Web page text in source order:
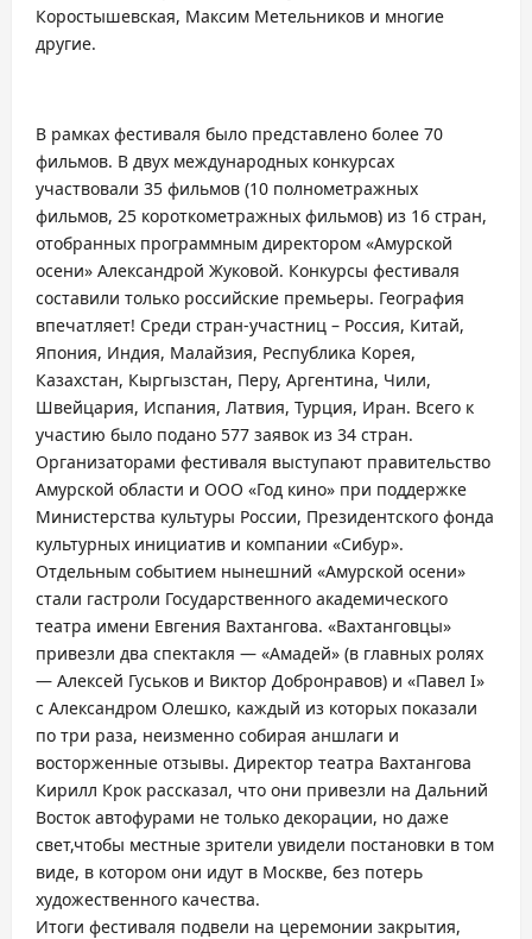
Коростышевская, Максим Метельников и многие
другие.
В рамках фестиваля было представлено более 70
фильмов. В двух международных конкурсах
участвовали 35 фильмов (10 полнометражных
фильмов, 25 короткометражных фильмов) из 16 стран,
отобранных программным директором «Амурской
осени» Александрой Жуковой. Конкурсы фестиваля
составили только российские премьеры. География
впечатляет! Среди стран-участниц – Россия, Китай,
Япония, Индия, Малайзия, Республика Корея,
Казахстан, Кыргызстан, Перу, Аргентина, Чили,
Швейцария, Испания, Латвия, Турция, Иран. Всего к
участию было подано 577 заявок из 34 стран.
Организаторами фестиваля выступают правительство
Амурской области и ООО «Год кино» при поддержке
Министерства культуры России, Президентского фонда
культурных инициатив и компании «Сибур».
Отдельным событием нынешний «Амурской осени»
стали гастроли Государственного академического
театра имени Евгения Вахтангова. «Вахтанговцы»
привезли два спектакля — «Амадей» (в главных ролях
— Алексей Гуськов и Виктор Добронравов) и «Павел I»
с Александром Олешко, каждый из которых показали
по три раза, неизменно собирая аншлаги и
восторженные отзывы. Директор театра Вахтангова
Кирилл Крок рассказал, что они привезли на Дальний
Восток автофурами не только декорации, но даже
свет,чтобы местные зрители увидели постановки в том
виде, в котором они идут в Москве, без потерь
художественного качества.
Итоги фестиваля подвели на церемонии закрытия,